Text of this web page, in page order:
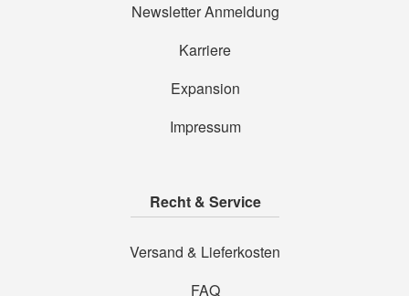
Newsletter Anmeldung
Karriere
Expansion
Impressum
Recht & Service
Versand & Lieferkosten
FAQ